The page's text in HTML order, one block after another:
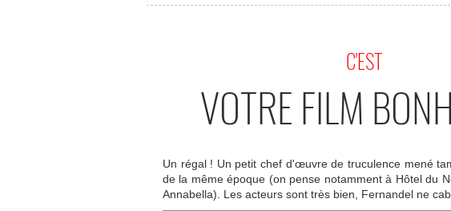
C'EST
VOTRE FILM
Un régal ! Un petit chef d'œuvre de truculence mené
de la même époque (on pense notamment à Hôtel du
Annabella). Les acteurs sont très bien, Fernandel ne